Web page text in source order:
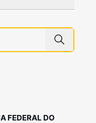
FEDERAL DO